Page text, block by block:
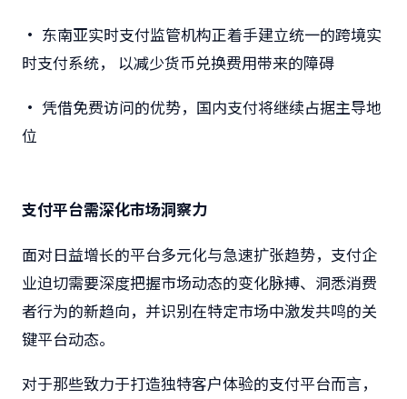
• 东南亚实时支付监管机构正着手建立统一的跨境实
时支付系统， 以减少货币兑换费用带来的障碍
• 凭借免费访问的优势，国内支付将继续占据主导地
位
支付平台需深化市场洞察力
面对日益增长的平台多元化与急速扩张趋势，支付企
业迫切需要深度把握市场动态的变化脉搏、洞悉消费
者行为的新趋向，并识别在特定市场中激发共鸣的关
键平台动态。
对于那些致力于打造独特客户体验的支付平台而言，